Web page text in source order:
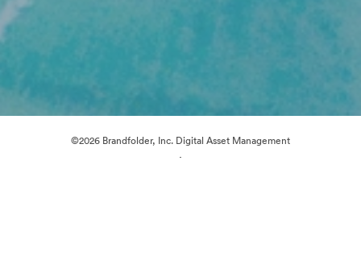
©2026 Brandfolder, Inc. Digital Asset Management
·